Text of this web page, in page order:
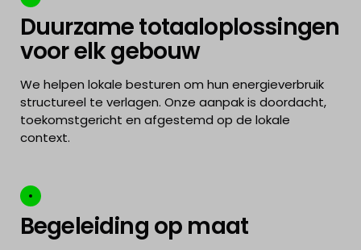
Duurzame totaaloplossingen
voor elk gebouw
We helpen lokale besturen om hun energieverbruik
structureel te verlagen. Onze aanpak is doordacht,
toekomstgericht en afgestemd op de lokale
context.
Begeleiding op maat